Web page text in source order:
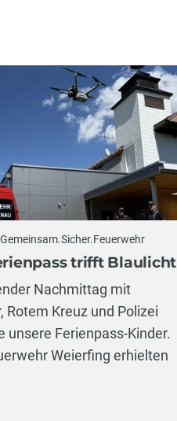
trifft Blaulicht
Nachmittag mit
Rotem Kreuz und Polizei
unsere Ferienpass-Kinder.
Weierfing erhielten